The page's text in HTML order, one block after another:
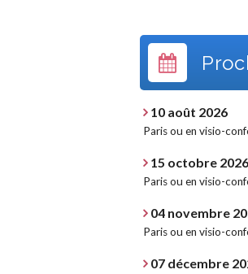
10 août 2026
Paris ou en visio-
15 octobre 2026
Paris ou en visio-
04 novembre
Paris ou en visio-
07 décembre